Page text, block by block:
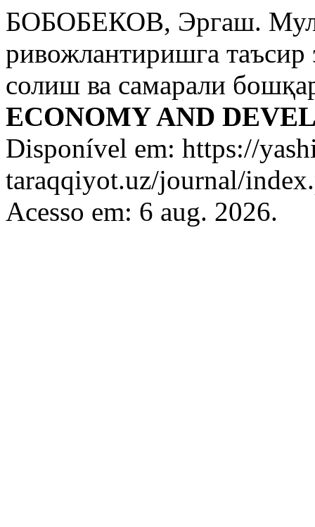
БОБОБЕКОВ, Эргаш.
ривожлантиришга таъсир
солиш ва самарали
ECONOMY AND
Disponível em: https://
taraqqiyot.uz/journal/
Acesso em: 6 aug. 2026.